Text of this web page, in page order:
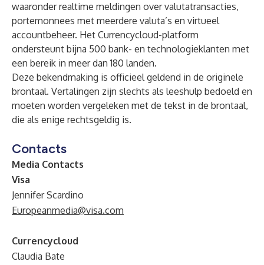
waaronder realtime meldingen over valutatransacties,
portemonnees met meerdere valuta’s en virtueel
accountbeheer. Het Currencycloud-platform
ondersteunt bijna 500 bank- en technologieklanten met
een bereik in meer dan 180 landen.
Deze bekendmaking is officieel geldend in de originele
brontaal. Vertalingen zijn slechts als leeshulp bedoeld en
moeten worden vergeleken met de tekst in de brontaal,
die als enige rechtsgeldig is.
Contacts
Media Contacts
Visa
Jennifer Scardino
Europeanmedia@visa.com
Currencycloud
Claudia Bate